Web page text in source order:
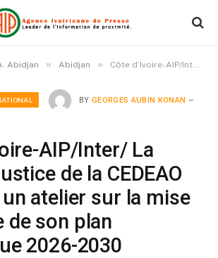
Abidjan » Abidjan » Côte d’Ivoire-AIP/Inter/ La Cour de justice de la CEDEAO organise un atelier sur la mise en œuvre de son plan stratégique 2026-2030
BY GEORGES AUBIN KONAN
AIP/Inter/ La
de la CEDEAO
atelier sur la mise
son plan
2026-2030